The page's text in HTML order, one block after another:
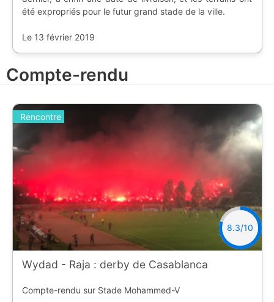
été expropriés pour le futur grand stade de la ville.
Le 13 février 2019
Compte-rendu
8.3/10
Rencontre
Wydad - Raja : derby de Casablanca
Compte-rendu sur Stade Mohammed-V